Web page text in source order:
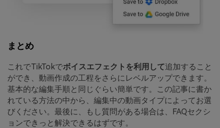
まとめ
これでTikTokでボイスエフェクトを利用して追加すること
ができ、動画作成の工程をさらにレベルアップできます。
基本的な編集手順と同じぐらい簡単です。この記事に書か
れている方法の中から、編集中の動画タイプによってお選
びください。最後に、もし質問がある場合は、FAQセクシ
ョンできっと解決できるはずです。